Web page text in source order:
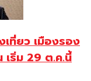
เที่ยว เมืองรอง
ริ่ม 29 ต.ค.นี้